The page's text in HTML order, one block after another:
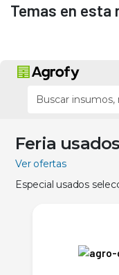
Temas en esta
Feria
Ver ofertas
Especial usados